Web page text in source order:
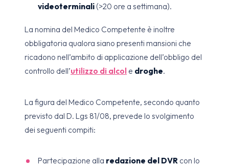
videoterminali(>20 ore a settimana).
La nomina del Medico Competente è inoltre
obbligatoria qualora siano presenti mansioni che
ricadono nell’ambito di applicazione dell’obbligo del
controllo dell’utilizzo di alcol e droghe.
La figura del Medico Competente, secondo quanto
previsto dal D. Lgs 81/08, prevede lo svolgimento
dei seguenti compiti:
Partecipazione alla redazione del DVR con lo